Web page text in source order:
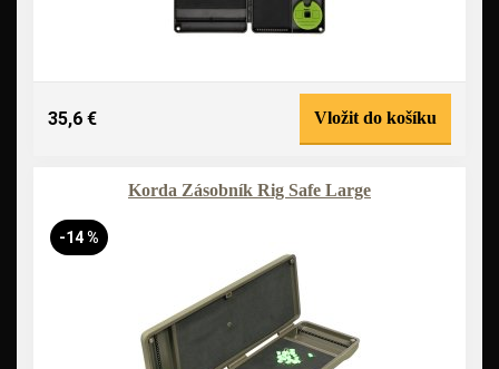
35,6 € Vložit do košíku
Korda Zásobník Rig Safe Large
-14 %